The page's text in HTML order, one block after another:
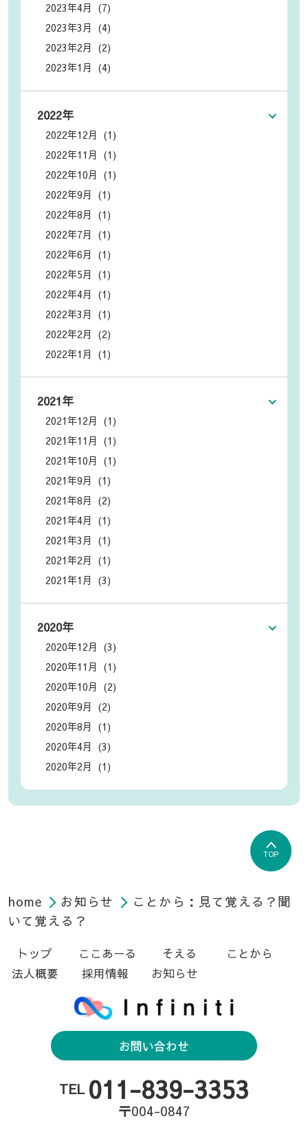
2023年4月 (7)
2023年3月 (4)
2023年2月 (2)
2023年1月 (4)
2022年
2022年12月 (1)
2022年11月 (1)
2022年10月 (1)
2022年9月 (1)
2022年8月 (1)
2022年7月 (1)
2022年6月 (1)
2022年5月 (1)
2022年4月 (1)
2022年3月 (1)
2022年2月 (2)
2022年1月 (1)
2021年
2021年12月 (1)
2021年11月 (1)
2021年10月 (1)
2021年9月 (1)
2021年8月 (2)
2021年4月 (1)
2021年3月 (1)
2021年2月 (1)
2021年1月 (3)
2020年
2020年12月 (3)
2020年11月 (1)
2020年10月 (2)
2020年9月 (2)
2020年8月 (1)
2020年4月 (3)
2020年2月 (1)
TOP
home お知らせ
ことから：見て覚える？聞
いて覚える？
トップ ここあーる そえる
ことから
法人概要
採用情報 お知らせ
お問い合わせ
TEL 011-839-3353
〒004-0847